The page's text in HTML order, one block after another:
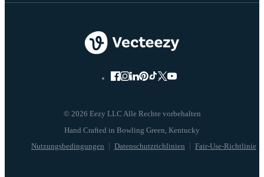
© 2026 Eezy LLC Alle Rechte vorbehalten
Nutzungsbedingungen Datenschutzrichlinien Fair-Use-Richtlinie